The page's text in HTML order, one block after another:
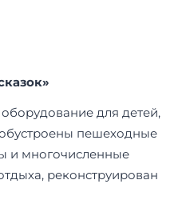
для детей,
пешеходные
и многочисленные
реконструирован